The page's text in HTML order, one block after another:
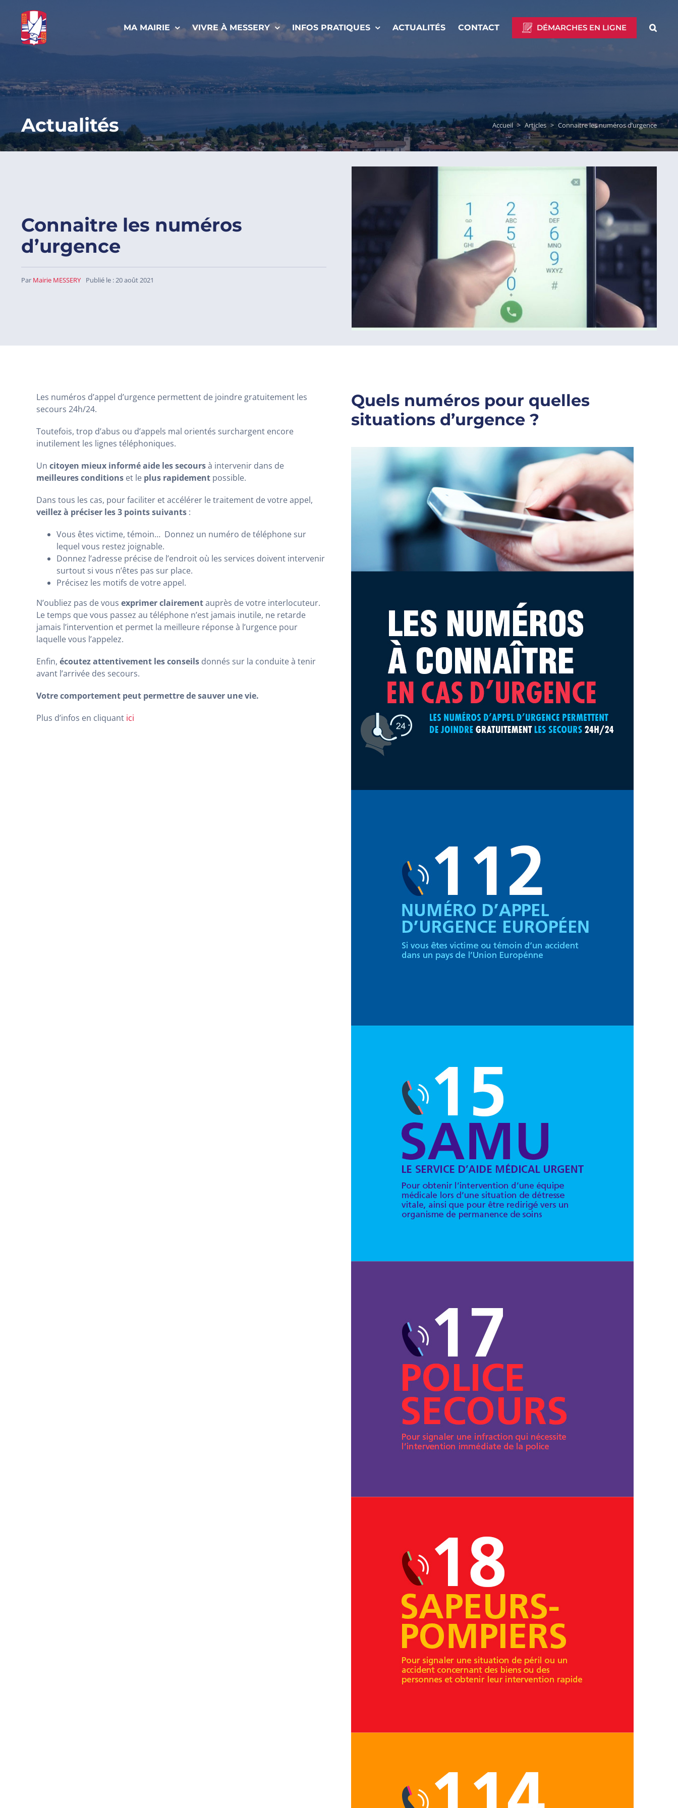
contenu
MA MAIRIE VIVRE À MESSERY INFOS PRATIQUES ACTUALITÉS CONTACT DÉMARCHES EN LIGNE
Actualités Accueil > Articles > Connaitre les numéros d’urgence
Connaitre les numéros
d’urgence
Par Mairie MESSERY Publié le : 20 août 2021
Les numéros d’appel d’urgence permettent de joindre gratuitement les
secours 24h/24.
Toutefois, trop d’abus ou d’appels mal orientés surchargent encore
inutilement les lignes téléphoniques.
Un citoyen mieux informéaide les secoursà intervenir dans de
meilleures conditionset le plus rapidement possible.
Dans tous les cas, pour faciliter et accélérer le traitement de votre appel,
veillez à préciser les 3 points suivants :
Vous êtes victime, témoin… Donnez un numéro de téléphone sur
lequel vous restez joignable.
Donnez l’adresse précise de l’endroit où les services doivent intervenir
surtout si vous n’êtes pas sur place.
Précisez les motifs de votre appel.
N’oubliez pas de vous exprimer clairementauprès de votre interlocuteur.
Le temps que vous passez au téléphone n’est jamais inutile, ne retarde
jamais l’intervention et permet la meilleure réponse à l’urgence pour
laquelle vous l’appelez.
Enfin, écoutez attentivement les conseilsdonnés sur la conduite à tenir
avant l’arrivée des secours.
Votre comportement peut permettre de sauver une vie.
Plus d’infos en cliquant ici
Quels numéros pour quelles
situations d’urgence ?